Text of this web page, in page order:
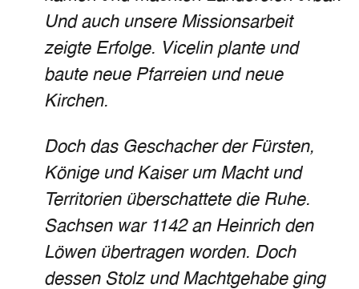
Und auch unsere Missionsarbeit
zeigte Erfolge. Vicelin plante und
baute neue Pfarreien und neue
Kirchen.
Doch das Geschacher der Fürsten,
Könige und Kaiser um Macht und
Territorien überschattete die Ruhe.
Sachsen war 1142 an Heinrich den
Löwen übertragen worden. Doch
dessen Stolz und Machtgehabe ging